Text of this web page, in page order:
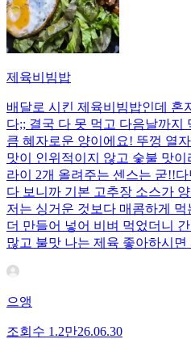
제육비빔밥
배달로 시킨 제육비빔밥인데 혼
다;; 결국 다 못 먹고 다음날까지
큼 혜자로운 양이에요! 뚜껑 열
맛이 인위적이지 않고 숯불 맛
라이 2개 올려주는 센스는 굳!!
다 보니까 기본 고추장 소스가
저는 싱거운 것보다 매콤하게
더 만들어 넣어 비벼 먹었더니
많고 불맛 나는 제육 좋아하시
으앵
조회수 1.2만26.06.30